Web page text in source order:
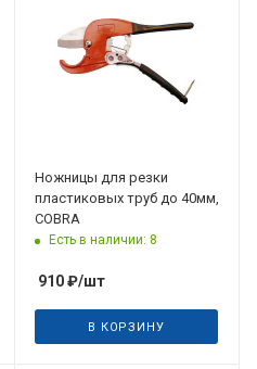
Ножницы для резки
пластиковых труб до 40мм,
COBRA
Есть в наличии: 8
910₽/шт
В КОРЗИНУ